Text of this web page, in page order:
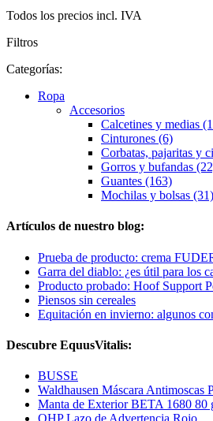
Todos los precios incl. IVA
Filtros
Categorías:
Ropa
Accesorios
Calcetines y medias
Cinturones (6)
Corbatas, pajaritas y
Gorros y bufandas
Guantes (163)
Mochilas y bolsas (31)
Artículos de nuestro blog:
Prueba de producto: crema
Garra del diablo: ¿es útil para los
Producto probado: Hoof Support
Piensos sin cereales
Equitación en invierno: algunos
Descubre EquusVitalis:
BUSSE
Waldhausen Máscara Antimoscas
Manta de Exterior BETA 1680 80
QHP Lazo de Advertencia Rojo